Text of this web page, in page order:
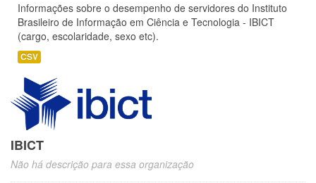
Informações sobre o desempenho de servidores do Instituto
Brasileiro de Informação em Ciência e Tecnologia - IBICT
(cargo, escolaridade, sexo etc).
CSV
IBICT
Não há descrição para essa organização